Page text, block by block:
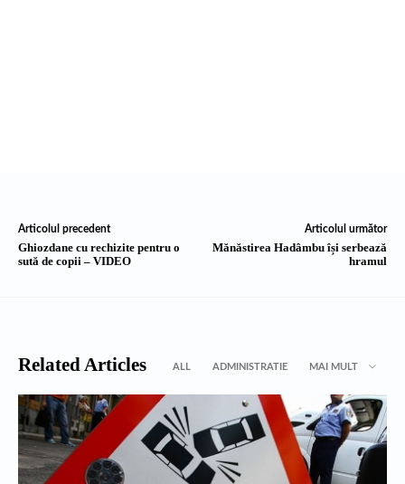
Articolul precedent
Ghiozdane cu rechizite pentru o
sută de copii – VIDEO
Articolul următor
Mănăstirea Hadâmbu își serbează
hramul
Related Articles ALL ADMINISTRATIE MAI MULT